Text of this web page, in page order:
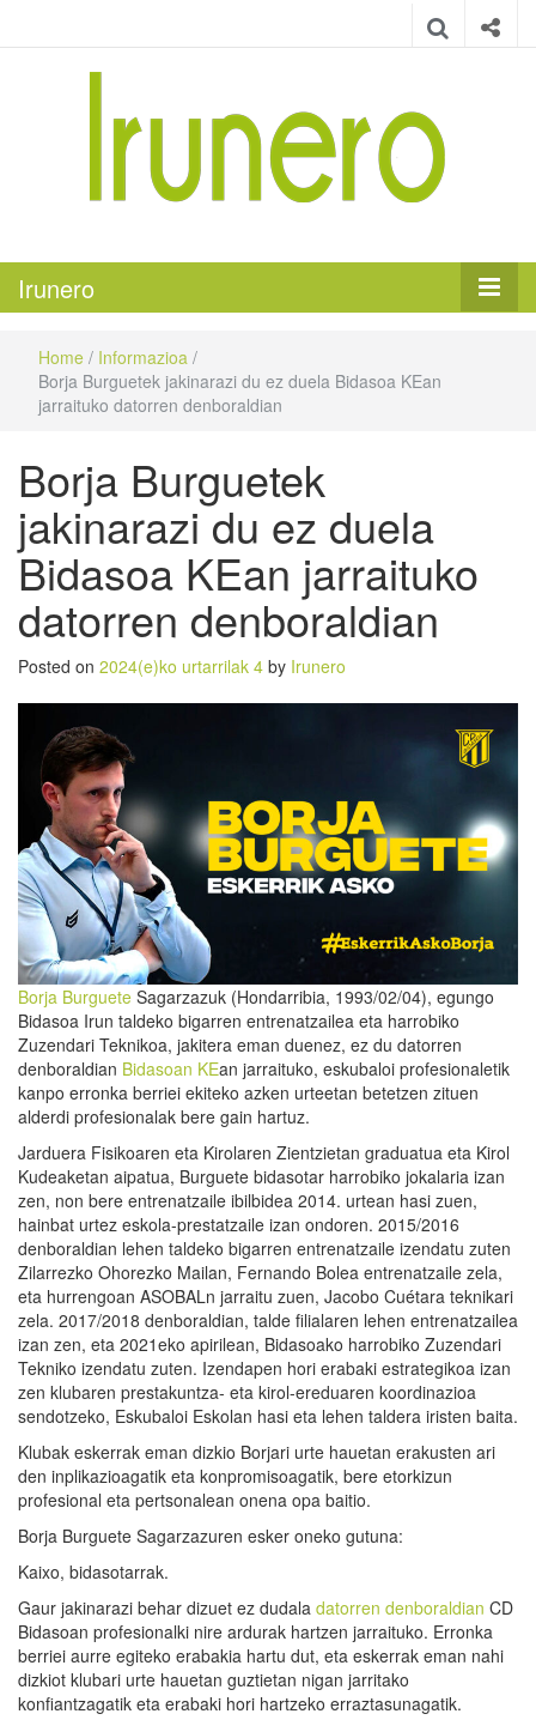
Irunero
Home / Informazioa /
Borja Burguetek jakinarazi du ez duela Bidasoa KEan
jarraituko datorren denboraldian
Borja Burguetek
jakinarazi du ez duela
Bidasoa KEan jarraituko
datorren denboraldian
Posted on 2024(e)ko urtarrilak 4 by Irunero
Borja Burguete Sagarzazuk (Hondarribia, 1993/02/04), egungo
Bidasoa Irun taldeko bigarren entrenatzailea eta harrobiko
Zuzendari Teknikoa, jakitera eman duenez, ez du datorren
denboraldian Bidasoan KEan jarraituko, eskubaloi profesionaletik
kanpo erronka berriei ekiteko azken urteetan betetzen zituen
alderdi profesionalak bere gain hartuz.
Jarduera Fisikoaren eta Kirolaren Zientzietan graduatua eta Kirol
Kudeaketan aipatua, Burguete bidasotar harrobiko jokalaria izan
zen, non bere entrenatzaile ibilbidea 2014. urtean hasi zuen,
hainbat urtez eskola-prestatzaile izan ondoren. 2015/2016
denboraldian lehen taldeko bigarren entrenatzaile izendatu zuten
Zilarrezko Ohorezko Mailan, Fernando Bolea entrenatzaile zela,
eta hurrengoan ASOBALn jarraitu zuen, Jacobo Cuétara teknikari
zela. 2017/2018 denboraldian, talde filialaren lehen entrenatzailea
izan zen, eta 2021eko apirilean, Bidasoako harrobiko Zuzendari
Tekniko izendatu zuten. Izendapen hori erabaki estrategikoa izan
zen klubaren prestakuntza- eta kirol-ereduaren koordinazioa
sendotzeko, Eskubaloi Eskolan hasi eta lehen taldera iristen baita.
Klubak eskerrak eman dizkio Borjari urte hauetan erakusten ari
den inplikazioagatik eta konpromisoagatik, bere etorkizun
profesional eta pertsonalean onena opa baitio.
Borja Burguete Sagarzazuren esker oneko gutuna:
Kaixo, bidasotarrak.
Gaur jakinarazi behar dizuet ez dudala datorren denboraldian CD
Bidasoan profesionalki nire ardurak hartzen jarraituko. Erronka
berriei aurre egiteko erabakia hartu dut, eta eskerrak eman nahi
dizkiot klubari urte hauetan guztietan nigan jarritako
konfiantzagatik eta erabaki hori hartzeko erraztasunagatik.